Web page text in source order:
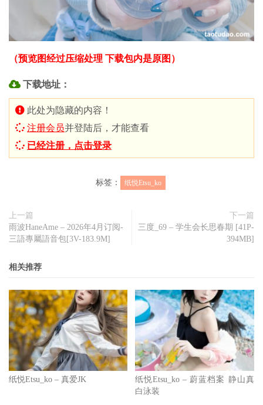
（预览图经过压缩处理 下载包内是原图）
下载地址：
此处为隐藏的内容！
注册会员并登陆后，才能查看
已经注册，点击登录
标签： 纸悦Etsu_ko
上一篇
雨波HaneAme – 2026年4月订阅-
三語專屬語音包[3V-183.9M]
下一篇
三度_69 – 学生会长思春期 [41P-
394MB]
相关推荐
纸悦Etsu_ko – 真爱JK
纸悦Etsu_ko – 蔚蓝档案 静山真
白泳装